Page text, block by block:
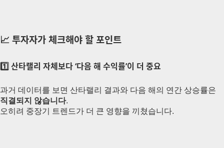
📈 투자자가 체크해야 할 포인트
1️⃣ 산타랠리 자체보다 ‘다음 해 수익률’이 더 중요
과거 데이터를 보면 산타랠리 결과와 다음 해의 연간 상승률은
직결되지 않습니다.
오히려 중장기 트렌드가 더 큰 영향을 끼쳤습니다.